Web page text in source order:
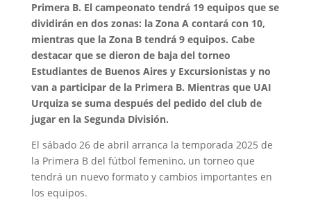
Primera B. El campeonato tendrá 19 equipos que se
dividirán en dos zonas: la Zona A contará con 10,
mientras que la Zona B tendrá 9 equipos. Cabe
destacar que se dieron de baja del torneo
Estudiantes de Buenos Aires y Excursionistas y no
van a participar de la Primera B. Mientras que UAI
Urquiza se suma después del pedido del club de
jugar en la Segunda División.
El sábado 26 de abril arranca la temporada 2025 de
la Primera B del fútbol femenino, un torneo que
tendrá un nuevo formato y cambios importantes en
los equipos.